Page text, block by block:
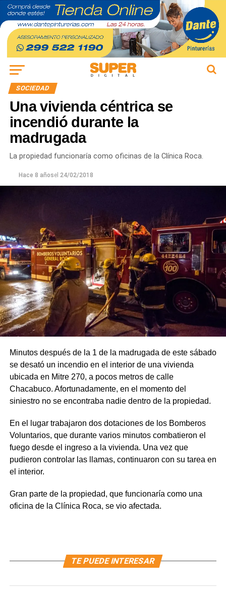
SOCIEDAD
Una vivienda céntrica se
incendió durante la
madrugada
La propiedad funcionaría como oficinas de la Clínica Roca.
Hace 8 añosel 24/02/2018
Minutos después de la 1 de la madrugada de este sábado
se desató un incendio en el interior de una vivienda
ubicada en Mitre 270, a pocos metros de calle
Chacabuco. Afortunadamente, en el momento del
siniestro no se encontraba nadie dentro de la propiedad.
En el lugar trabajaron dos dotaciones de los Bomberos
Voluntarios, que durante varios minutos combatieron el
fuego desde el ingreso a la vivienda. Una vez que
pudieron controlar las llamas, continuaron con su tarea en
el interior.
Gran parte de la propiedad, que funcionaría como una
oficina de la Clínica Roca, se vio afectada.
TE PUEDE INTERESAR